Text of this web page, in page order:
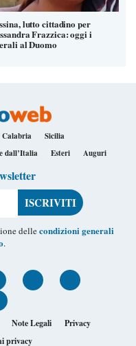
lutto cittadino per
Frazzica: oggi i
al Duomo
Calabria
Sicilia
dall’Italia Esteri Auguri
dellecondizioni generali
.
Note Legali
Privacy
privacy